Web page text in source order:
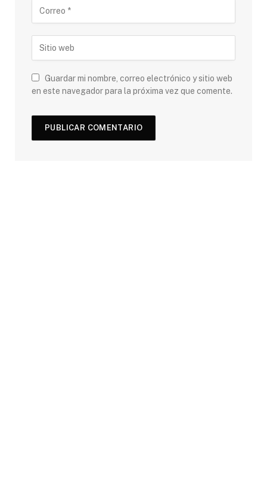
Guardar mi nombre, correo electrónico y sitio web
en este navegador para la próxima vez que comente.